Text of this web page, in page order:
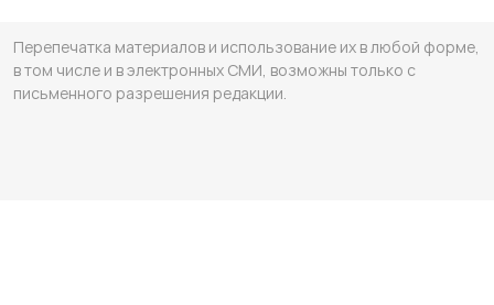
Перепечатка материалов и использование их в любой форме,
в том числе и в электронных СМИ, возможны только с
письменного разрешения редакции.